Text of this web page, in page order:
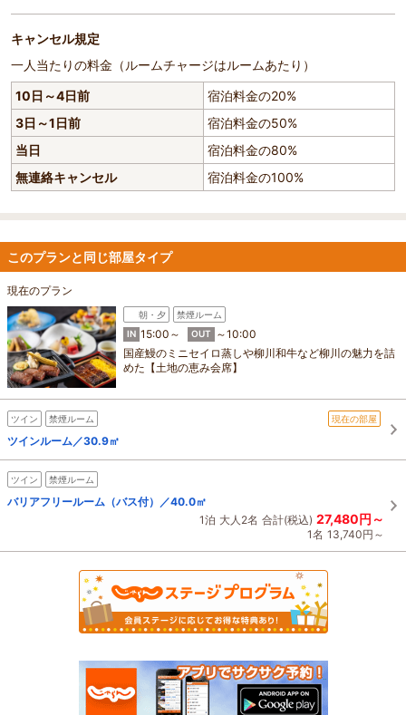
キャンセル規定
一人当たりの料金（ルームチャージはルームあたり）
10日～4日前
宿泊料金の20%
3日～1日前
宿泊料金の50%
当日
宿泊料金の80%
無連絡キャンセル
宿泊料金の100%
このプランと同じ部屋タイプ
現在のプラン
朝・夕
禁煙ルーム
IN 15:00～ OUT
～10:00
国産鰻のミニセイロ蒸しや柳川和牛など柳川の魅力を詰
めた【土地の恵み会席】
ツイン 禁煙ルーム 現在の部屋
ツインルーム／30.9㎡
ツイン 禁煙ルーム
バリアフリールーム（バス付）／40.0㎡
1泊 大人2名 合計(税込) 27,480円～
1名 13,740円～